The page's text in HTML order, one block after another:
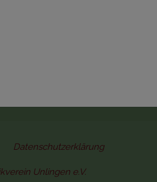
Datenschutzerklärung
Unlingen e.V.